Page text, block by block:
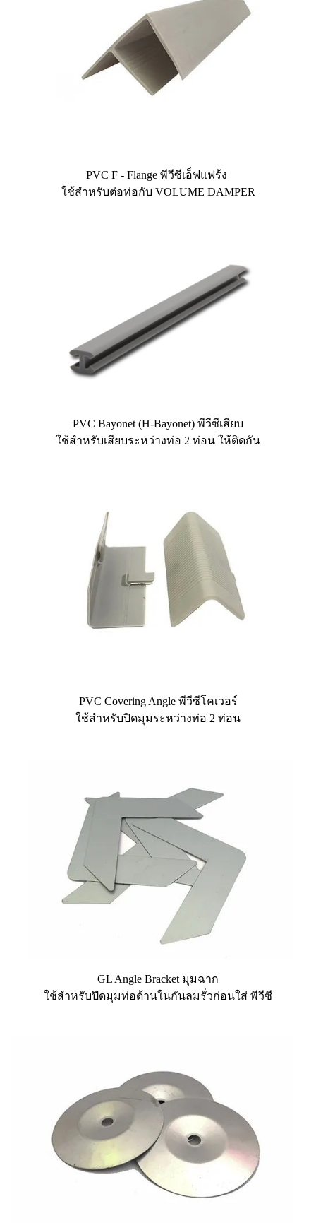
PVC F - Flange พีวีซีเอ็ฟแฟร้ง
ใช้สำหรับต่อท่อกับ VOLUME DAMPER
PVC Bayonet (H-Bayonet) พีวีซีเสียบ
ใช้สำหรับเสียบระหว่างท่อ 2 ท่อน ให้ติดกัน
PVC Covering Angle พีวีซีโคเวอร์
ใช้สำหรับปิดมุมระหว่างท่อ 2 ท่อน
GL Angle Bracket มุมฉาก
ใช้สำหรับปิดมุมท่อด้านในกันลมรั่วก่อนใส่ พีวีซี